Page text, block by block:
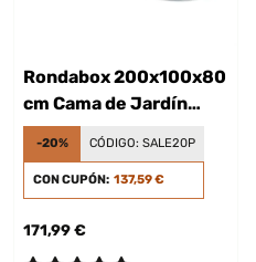
Rondabox 200x100x80
cm Cama de Jardín
elevada Plata
-20% CÓDIGO: SALE20P
CON CUPÓN: 137,59 €
171,99 €